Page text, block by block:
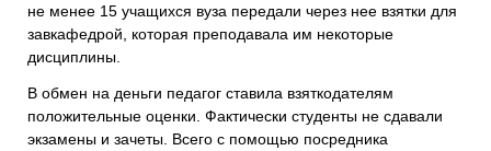
не менее 15 учащихся вуза передали через нее взятки для
завкафедрой, которая преподавала им некоторые
дисциплины.
В обмен на деньги педагог ставила взяткодателям
положительные оценки. Фактически студенты не сдавали
экзамены и зачеты. Всего с помощью посредника